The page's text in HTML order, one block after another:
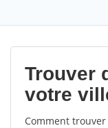
Trouver
votre
Comment